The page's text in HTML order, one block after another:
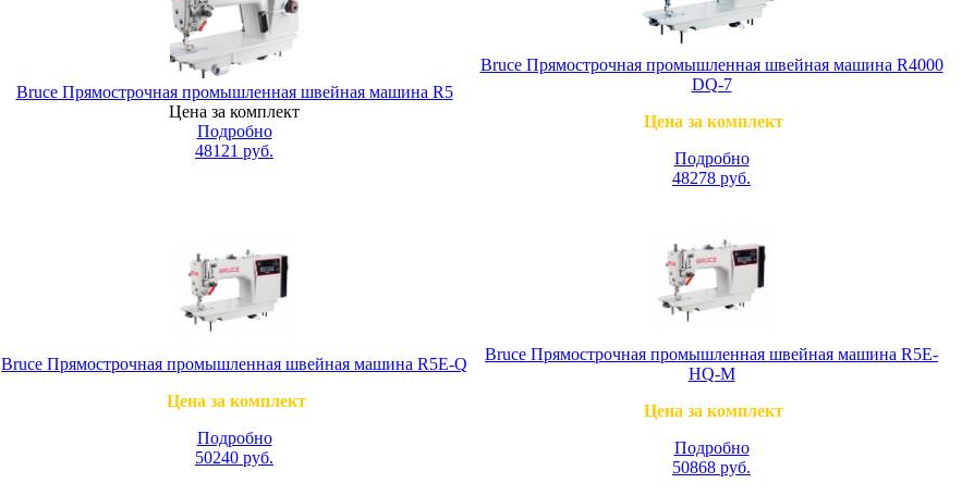
Bruce Прямострочная промышленная швейная машина R5
Цена за комплект
Подробно
48121 руб.
Bruce Прямострочная промышленная швейная машина R4000
DQ-7
Цена за комплект
Подробно
48278 руб.
Bruce Прямострочная промышленная швейная машина R5E-Q
Цена за комплект
Подробно
50240 руб.
Bruce Прямострочная промышленная швейная машина R5E-
HQ-M
Цена за комплект
Подробно
50868 руб.